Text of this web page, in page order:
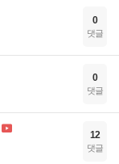
0
댓글
0
댓글
12
댓글